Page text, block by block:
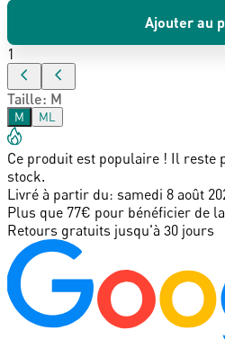
Ajouter au
1
Taille: M
M ML
Ce produit est populaire ! Il reste
stock.
Livré à partir du: samedi 8 août
Plus que 77€ pour bénéficier de
Retours gratuits jusqu'à 30 jours